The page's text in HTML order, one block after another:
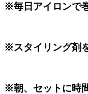
※毎日アイロンで
※スタイリング剤
※朝、セットに時